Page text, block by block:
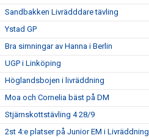
Sandbakken Livrädddare tävling
Ystad GP
Bra simningar av Hanna i Berlin
UGP i Linköping
Höglandsbojen i livräddning
Moa och Cornelia bäst på DM
Stjärnskottstävling 4 28/9
2st 4:e platser på Junior EM i Livräddning